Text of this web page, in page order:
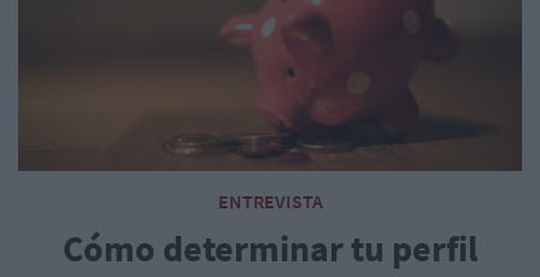
ENTREVISTA
Cómo determinar tu perfil